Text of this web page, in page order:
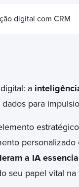
digital com CRM
a
para
a IA
seu papel vital